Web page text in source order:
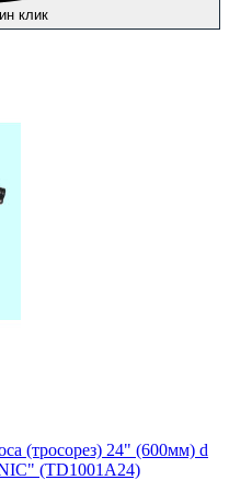
клик
(тросорез) 24" (600мм) d
(TD1001A24)